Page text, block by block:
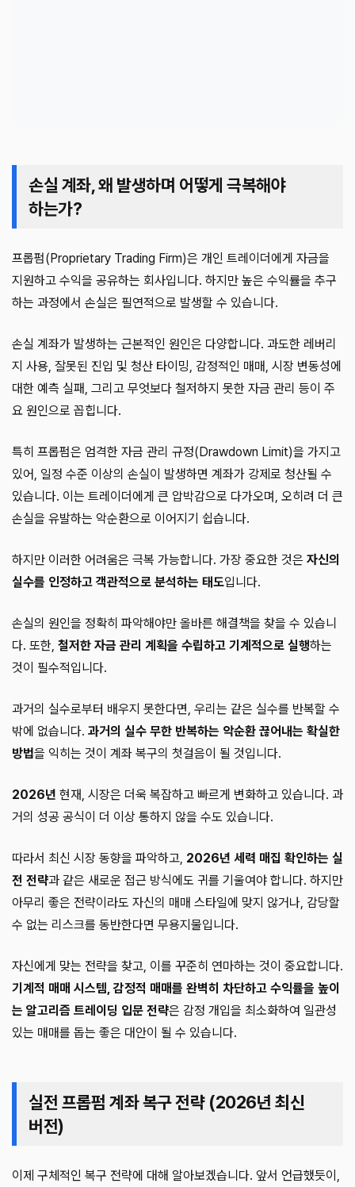
손실 계좌, 왜 발생하며 어떻게 극복해야
하는가?
프롭펌(Proprietary Trading Firm)은 개인 트레이더에게 자금을
지원하고 수익을 공유하는 회사입니다. 하지만 높은 수익률을 추구
하는 과정에서 손실은 필연적으로 발생할 수 있습니다.
손실 계좌가 발생하는 근본적인 원인은 다양합니다. 과도한 레버리
지 사용, 잘못된 진입 및 청산 타이밍, 감정적인 매매, 시장 변동성에
대한 예측 실패, 그리고 무엇보다 철저하지 못한 자금 관리 등이 주
요 원인으로 꼽힙니다.
특히 프롭펌은 엄격한 자금 관리 규정(Drawdown Limit)을 가지고
있어, 일정 수준 이상의 손실이 발생하면 계좌가 강제로 청산될 수
있습니다. 이는 트레이더에게 큰 압박감으로 다가오며, 오히려 더 큰
손실을 유발하는 악순환으로 이어지기 쉽습니다.
하지만 이러한 어려움은 극복 가능합니다. 가장 중요한 것은 자신의
실수를 인정하고 객관적으로 분석하는 태도입니다.
손실의 원인을 정확히 파악해야만 올바른 해결책을 찾을 수 있습니
다. 또한, 철저한 자금 관리 계획을 수립하고 기계적으로 실행하는
것이 필수적입니다.
과거의 실수로부터 배우지 못한다면, 우리는 같은 실수를 반복할 수
밖에 없습니다. 과거의 실수 무한 반복하는 악순환 끊어내는 확실한
방법을 익히는 것이 계좌 복구의 첫걸음이 될 것입니다.
2026년 현재, 시장은 더욱 복잡하고 빠르게 변화하고 있습니다. 과
거의 성공 공식이 더 이상 통하지 않을 수도 있습니다.
따라서 최신 시장 동향을 파악하고, 2026년 세력 매집 확인하는 실
전 전략과 같은 새로운 접근 방식에도 귀를 기울여야 합니다. 하지만
아무리 좋은 전략이라도 자신의 매매 스타일에 맞지 않거나, 감당할
수 없는 리스크를 동반한다면 무용지물입니다.
자신에게 맞는 전략을 찾고, 이를 꾸준히 연마하는 것이 중요합니다.
기계적 매매 시스템, 감정적 매매를 완벽히 차단하고 수익률을 높이
는 알고리즘 트레이딩 입문 전략은 감정 개입을 최소화하여 일관성
있는 매매를 돕는 좋은 대안이 될 수 있습니다.
실전 프롭펌 계좌 복구 전략 (2026년 최신
버전)
이제 구체적인 복구 전략에 대해 알아보겠습니다. 앞서 언급했듯이,